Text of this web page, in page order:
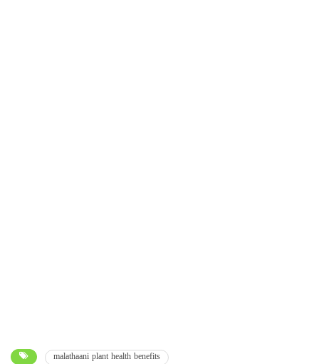
malathaani plant health benefits